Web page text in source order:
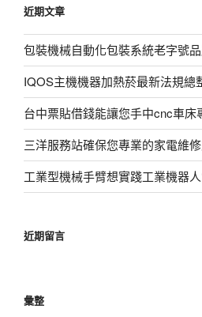
字:
近期文章
包裝機械自動化包裝系統老字號
IQOS主機機器加熱菸最新法規總
台中票貼借錢能讓您手中cnc車床
三洋服務站確保您專業的家電維
工業型機械手臂想實踐工業機器
近期留言
彙整